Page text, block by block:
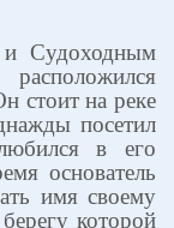
Судоходным
стоит на реке
посетил
в его
основатель
имя своему
которой